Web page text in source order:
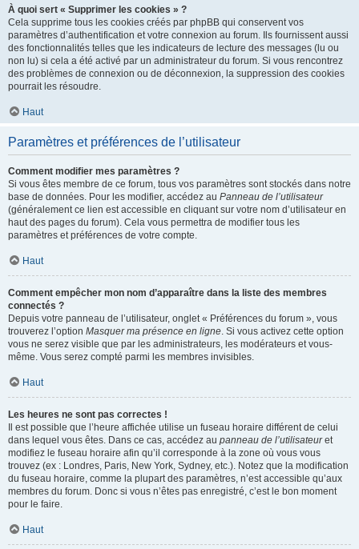
À quoi sert « Supprimer les cookies » ?
Cela supprime tous les cookies créés par phpBB qui conservent vos
paramètres d’authentification et votre connexion au forum. Ils fournissent aussi
des fonctionnalités telles que les indicateurs de lecture des messages (lu ou
non lu) si cela a été activé par un administrateur du forum. Si vous rencontrez
des problèmes de connexion ou de déconnexion, la suppression des cookies
pourrait les résoudre.
Haut
Paramètres et préférences de l’utilisateur
Comment modifier mes paramètres ?
Si vous êtes membre de ce forum, tous vos paramètres sont stockés dans notre
base de données. Pour les modifier, accédez au Panneau de l’utilisateur
(généralement ce lien est accessible en cliquant sur votre nom d’utilisateur en
haut des pages du forum). Cela vous permettra de modifier tous les
paramètres et préférences de votre compte.
Haut
Comment empêcher mon nom d’apparaître dans la liste des membres
connectés ?
Depuis votre panneau de l’utilisateur, onglet « Préférences du forum », vous
trouverez l’option Masquer ma présence en ligne. Si vous activez cette option
vous ne serez visible que par les administrateurs, les modérateurs et vous-
même. Vous serez compté parmi les membres invisibles.
Haut
Les heures ne sont pas correctes !
Il est possible que l’heure affichée utilise un fuseau horaire différent de celui
dans lequel vous êtes. Dans ce cas, accédez au panneau de l’utilisateuret
modifiez le fuseau horaire afin qu’il corresponde à la zone où vous vous
trouvez (ex : Londres, Paris, New York, Sydney, etc.). Notez que la modification
du fuseau horaire, comme la plupart des paramètres, n’est accessible qu’aux
membres du forum. Donc si vous n’êtes pas enregistré, c’est le bon moment
pour le faire.
Haut